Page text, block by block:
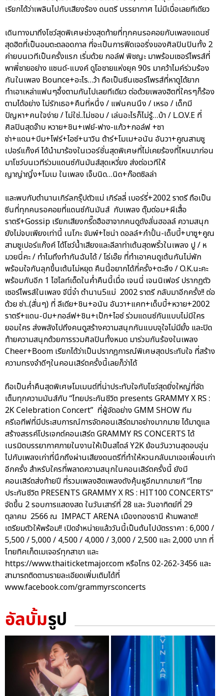
เรียกได้ว่าเพลินไปกับเสียงร้อง ดนตรี บรรยากาศ ไม่มีเบื่อเลยทีเดียว
เดินทางมาถึงโชว์สุดพิเศษช่วงสุดท้ายที่ทุกคนรอคอยกับเพลงแดนซ์
สุดฮิตที่เป็นอมตะตลอดกาล ที่จะเป็นการฟีดเจอริ่งของศิลปินปินทั้ง 2
ค่ายบนเวทีเป็นครั้งแรก เริ่มด้วย กอล์ฟ พิชญะ มาพร้อมเซอร์ไพรส์ที่
พาพี่ชายอย่าง แซนด์-แบงค์ ดูโอชายแห่งยุค 90s มาคว้าไมค์ร่วมร้อง
กันในเพลง Bounce+อะไร…ว้า ถือเป็นซีนเซอร์ไพรส์ที่หาดูได้ยาก
ทำเอาเหล่าแฟนๆอึ้งตามกันไปเลยทีเดียว ต่อด้วยเพลงฮิตที่ใครๆก็ร้อง
ตามได้อย่าง ไม่รักเธอ+คืนที่หนึ่ง / แฟนคนนึง / เหรอ / เด็กมี
ปัญหา+คนใจง่าย / ไม่ใช่..ไม่ชอบ / เล่นอะไรก็ไม่รู้…บ้า / L.O.V.E ที่
ศิลปินสุดจ๊าบ หวาย+ชิน+เฟย์-ฟาง-แก้ว+กอล์ฟ +ซา
ซ่า+แดน+บีม+โฟร์+ไอซ์+นาวิน ต้าร์+โมเม+อนัน อันวา+คูณสามซู
เปอร์แก๊งค์ ได้นำมาร้องในเวอร์ชั่นสุดพิเศษที่ไม่เคยร้องที่ไหนมาก่อน
มาโชว์บนเวทีร่วมแดนซ์กันมันส์สุดเหวี่ยง ส่งต่อเวทีให้
ญาญ่าญิ๋ง+โมเม ในเพลง เจ็บนิด…นิด+ก๊อตซิลล่า
และพบกับตำนานเกิร์ลกรุ๊ปตัวแม่ เกิร์ลลี่ เบอร์รี่+2002 ราตรี ถือเป็น
ซีนที่ทุกคนรอคอยที่แดนซ์กันมันส์ กับเพลง ตุ๊มต่อม+ผีเสื้อ
ราตรี+Gossip เรียกเสียงกรี๊ดฮือฮาจากคนดูดังลั่นฮอลล์ ความสนุก
ยังไม่จบเพียงเท่านี้ เนโกะ จัมพ์+ไชน่า ดอลล์+กำปั้น-เด็บบี้+บาซู+คูณ
สามซูเปอร์แก๊งค์ ได้โชว์น้ำเสียงและลีลาท่าเต้นสุดพริ้วในเพลง ปู / ห
มวยนี่คะ / ทำไมถึงทำกันฉันได้ / โธ่เอ๊ย ที่ทำเอาคนดูเต้นกันไม่พัก
พร้อมใจกันลุกขึ้นเต้นไม่หยุด คืนนี้อยากได้กี่ครั้ง+ตะลึง / O.K.นะคะ
พร้อมกับอีก 1 ไฮไลท์เด็ดในค่ำคืนนี้เมื่อ เจนนี่ เจนนิเฟอร์ ปรากฏตัว
เซอร์ไพรส์ในเพลง จีนี่จ๋า ตำนาน5แม่ 2002 ราตรี กลับมาอีกครั้ง!! ต่อ
ด้วย ซ่า..(สั่นๆ) ที่ ลีเดีย+ชิน+อนัน อันวา+แคท+เด็บบี้+หวาย+2002
ราตรี+แดน-บีม+กอล์ฟ+ชิน+เป๊ก+ไอซ์ ร่วมแดนซ์กันแบบไม่มีใคร
ยอมใคร ส่งพลังไปถึงคนดูสร้างความสนุกกันแบบจุใจไม่มียั้ง และปิด
ท้ายความสนุกด้วยการรวมศิลปินทั้งหมด มาร่วมกันร้องในเพลง
Cheer+Boom เรียกได้ว่าเป็นปรากฎการณ์พิเศษสุดประทับใจ ที่สร้าง
ความทรงจำดีๆในคอนเสิร์ตครั้งนี้เลยก็ว่าได้
ถือเป็นค่ำคืนสุดพิเศษโมเมนต์ที่น่าประทับใจกับโชว์สุดยิ่งใหญ่ที่จัด
เต็มทุกความมันส์กับ “ไทยประกันชีวิต presents GRAMMY X RS :
2K Celebration Concert” ที่ผู้จัดอย่าง GMM SHOW ทีม
ครีเอทีฟที่มีประสบการณ์การจัดคอนเสิร์ตมาอย่างมากมาย ได้มาดูแล
สร้างสรรค์โปรเจกต์คอนเสิร์ต GRAMMY RS CONCERTS ได้
เนรมิตบรรยากาศภายในงานให้เป็นสไตล์ Y2K ย้อนวันวานสุดอบอุ่น
ไปกับเพลงเก่าที่นึกถึงผ่านเสียงดนตรีที่ทำให้หวนกลับมาเจอเพื่อนเก่า
อีกครั้ง สำหรับใครที่พลาดความสนุกในคอนเสิร์ตครั้งนี้ ยังมี
คอนเสิร์ตส่งท้ายปี ที่รวมเพลงฮิตเพลงดังคุ้นหูอีกมากมายกั “ไทย
ประกันชีวิต PRESENTS GRAMMY X RS : HIT100 CONCERTS”
จัดขึ้น 2 รอบการแสดงสด ในวันเสาร์ที่ 28 และ วันอาทิตย์ที่ 29
ตุลาคม 2566 ณ IMPACT ARENA เมืองทองธานี ห้ามพลาด!!
เตรียมตัวให้พร้อม!! เปิดจำหน่ายแล้ววันนี้เป็นต้นไปบัตรราคา : 6,000 /
5,500 / 5,000 / 4,500 / 4,000 / 3,000 / 2,500 และ 2,000 บาท ที่
ไทยทิคเก็ตเมเจอร์ทุกสาขา และ
https://www.thaiticketmajor.com หรือโทร 02-262-3456 และ
สามารถติดตามรายละเอียดเพิ่มเติมได้ที่
www.facebook.com/grammyrsconcerts
อัลบั้มรูป